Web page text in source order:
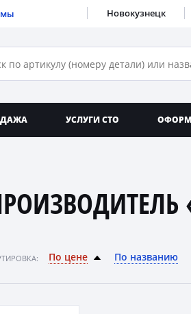
Новокузнецк
УСЛУГИ СТО
По цене По названию